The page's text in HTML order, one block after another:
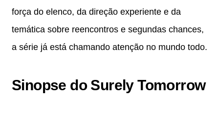
força do elenco, da direção experiente e da
temática sobre reencontros e segundas chances,
a série já está chamando atenção no mundo todo.
Sinopse do Surely Tomorrow